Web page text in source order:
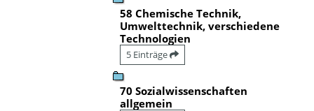
58 Chemische Technik,
Umwelttechnik, verschiedene
Technologien
5 Einträge
70 Sozialwissenschaften
allgemein